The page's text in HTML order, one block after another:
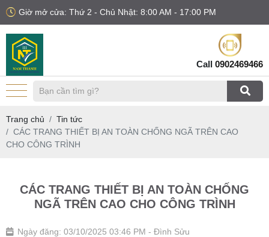
Giờ mở cửa: Thứ 2 - Chủ Nhật: 8:00 AM - 17:00 PM
Call 0902469466
Trang chủ
Tin tức
CÁC TRANG THIẾT BỊ AN TOÀN CHỐNG NGÃ TRÊN CAO
CHO CÔNG TRÌNH
CÁC TRANG THIẾT BỊ AN TOÀN CHỐNG
NGÃ TRÊN CAO CHO CÔNG TRÌNH
Ngày đăng: 03/10/2025 03:46 PM - Đình Sửu